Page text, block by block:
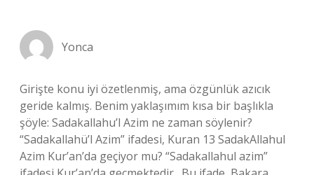
Yonca
Girişte konu iyi özetlenmiş, ama özgünlük azıcık
geride kalmış. Benim yaklaşımım kısa bir başlıkla
şöyle: Sadakallahu’l Azim ne zaman söylenir?
“Sadakallahü’l Azim” ifadesi, Kuran 13 SadakAllahul
Azim Kur’an’da geçiyor mu? “Sadakallahul azim”